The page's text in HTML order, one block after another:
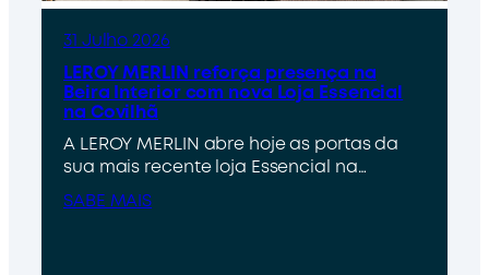
31 Julho 2026
LEROY MERLIN reforça presença na
Beira Interior com nova Loja Essencial
na Covilhã
A LEROY MERLIN abre hoje as portas da
sua mais recente loja Essencial na…
SABE MAIS